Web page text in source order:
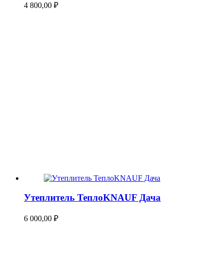
4 800,00 ₽
Утеплитель ТеплоKNAUF Дача
6 000,00 ₽